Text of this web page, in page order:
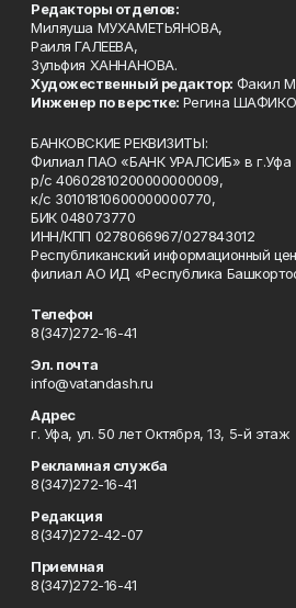
Редакторы отделов:
Миляуша МУХАМЕТЬЯНОВА,
Раиля ГАЛЕЕВА,
Зульфия ХАННАНОВА.
Художественный редактор: Факил
Инженер по верстке: Регина
БАНКОВСКИЕ РЕКВИЗИТЫ:
Филиал ПАО «БАНК УРАЛСИБ» в г.Уфа
р/с 40602810200000000009,
к/с 30101810600000000770,
БИК 048073770
ИНН/КПП 0278066967/027843012
Республиканский информационный
филиал АО ИД «Республика
Телефон
8(347)272-16-41
Эл. почта
info@vatandash.ru
Адрес
г. Уфа, ул. 50 лет Октября, 13, 5-й этаж
Рекламная служба
8(347)272-16-41
Редакция
8(347)272-42-07
Приемная
8(347)272-16-41